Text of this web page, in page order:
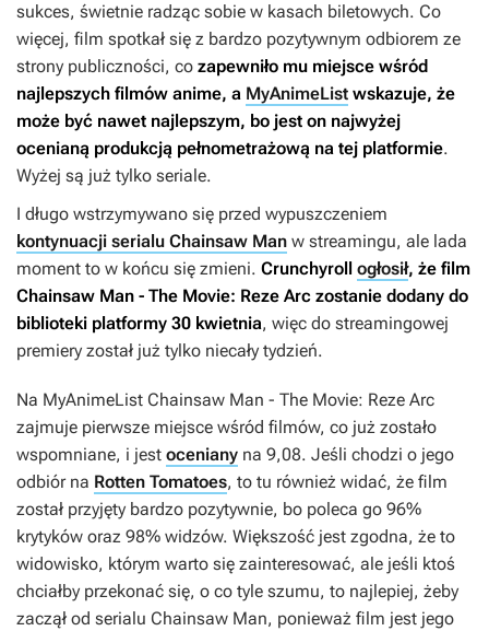
sukces, świetnie radząc sobie w kasach biletowych. Co
więcej, film spotkał się z bardzo pozytywnym odbiorem ze
strony publiczności, co zapewniło mu miejsce wśród
najlepszych filmów anime, a MyAnimeList wskazuje, że
może być nawet najlepszym, bo jest on najwyżej
ocenianą produkcją pełnometrażową na tej platformie.
Wyżej są już tylko seriale.
I długo wstrzymywano się przed wypuszczeniem
kontynuacji serialu Chainsaw Man w streamingu, ale lada
moment to w końcu się zmieni. Crunchyroll ogłosił, że film
Chainsaw Man - The Movie: Reze Arc zostanie dodany do
biblioteki platformy 30 kwietnia, więc do streamingowej
premiery został już tylko niecały tydzień.
Na MyAnimeList Chainsaw Man - The Movie: Reze Arc
zajmuje pierwsze miejsce wśród filmów, co już zostało
wspomniane, i jest oceniany na 9,08. Jeśli chodzi o jego
odbiór na Rotten Tomatoes, to tu również widać, że film
został przyjęty bardzo pozytywnie, bo poleca go 96%
krytyków oraz 98% widzów. Większość jest zgodna, że to
widowisko, którym warto się zainteresować, ale jeśli ktoś
chciałby przekonać się, o co tyle szumu, to najlepiej, żeby
zaczął od serialu Chainsaw Man, ponieważ film jest jego